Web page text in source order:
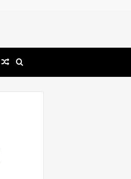
naar
Willekeurig
artikel